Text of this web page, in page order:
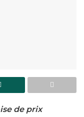
de prix